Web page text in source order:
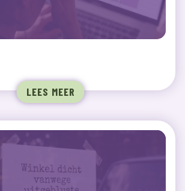
LEES MEER